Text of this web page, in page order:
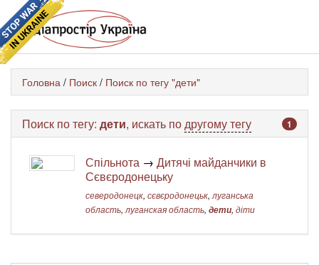
Головна / Поиск / Поиск по тегу "дети"
1
Поиск по тегу: дети, искать подругому тегу
Спільнота → Дитячі майданчики в
Сєвєродонецьку
северодонецк, сєвєродонецьк, луганська
область, луганская область, дети, діти